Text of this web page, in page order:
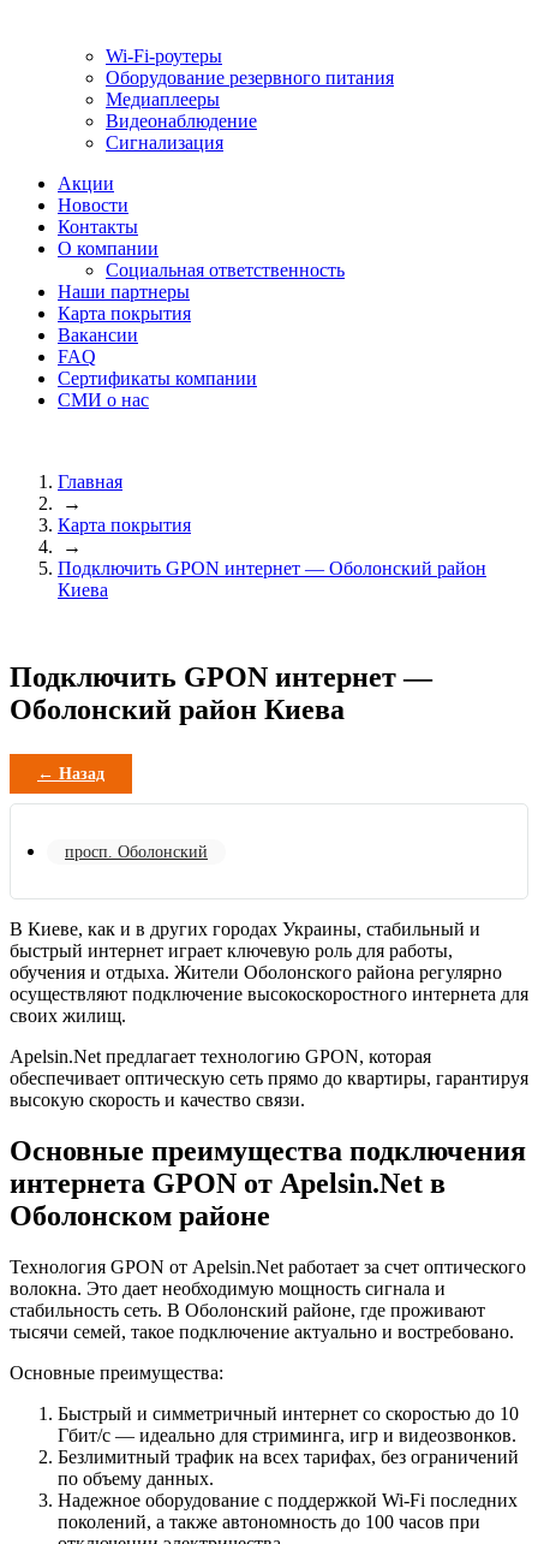
Wi-Fi-роутеры
Оборудование резервного питания
Медиаплееры
Видеонаблюдение
Сигнализация
Акции
Новости
Контакты
О компании
Социальная ответственность
Наши партнеры
Карта покрытия
Вакансии
FAQ
Сертификаты компании
СМИ о нас
Главная
→
Карта покрытия
→
Подключить GPON интернет — Оболонский район
Киева
Подключить GPON интернет —
Оболонский район Киева
← Назад
просп. Оболонский
В Киеве, как и в других городах Украины, стабильный и
быстрый интернет играет ключевую роль для работы,
обучения и отдыха. Жители Оболонского района регулярно
осуществляют подключение высокоскоростного интернета для
своих жилищ.
Apelsin.Net предлагает технологию GPON, которая
обеспечивает оптическую сеть прямо до квартиры, гарантируя
высокую скорость и качество связи.
Основные преимущества подключения
интернета GPON от Apelsin.Net в
Оболонском районе
Технология GPON от Apelsin.Net работает за счет оптического
волокна. Это дает необходимую мощность сигнала и
стабильность сеть. В Оболонский районе, где проживают
тысячи семей, такое подключение актуально и востребовано.
Основные преимущества:
Быстрый и симметричный интернет со скоростью до 10
Гбит/с — идеально для стриминга, игр и видеозвонков.
Безлимитный трафик на всех тарифах, без ограничений
по объему данных.
Надежное оборудование с поддержкой Wi-Fi последних
поколений, а также автономность до 100 часов при